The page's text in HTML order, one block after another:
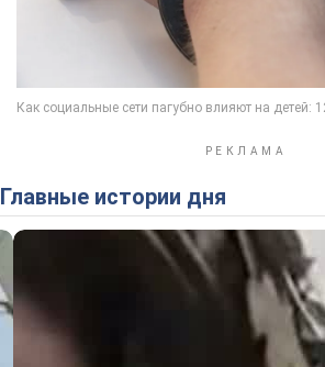
Главные истории дня